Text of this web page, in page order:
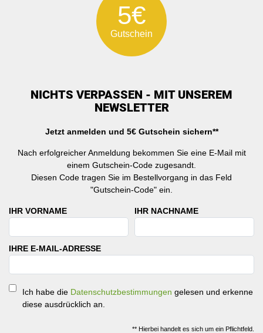
5€
Gutschein
NICHTS VERPASSEN - MIT UNSEREM
NEWSLETTER
Jetzt anmelden und 5€ Gutschein sichern**
Nach erfolgreicher Anmeldung bekommen Sie eine E-Mail mit
einem Gutschein-Code zugesandt.
Diesen Code tragen Sie im Bestellvorgang in das Feld
"Gutschein-Code" ein.
IHR VORNAME IHR NACHNAME
IHRE E-MAIL-ADRESSE
Ich habe die Datenschutzbestimmungen gelesen und erkenne
diese ausdrücklich an.
** Hierbei handelt es sich um ein Pflichtfeld.